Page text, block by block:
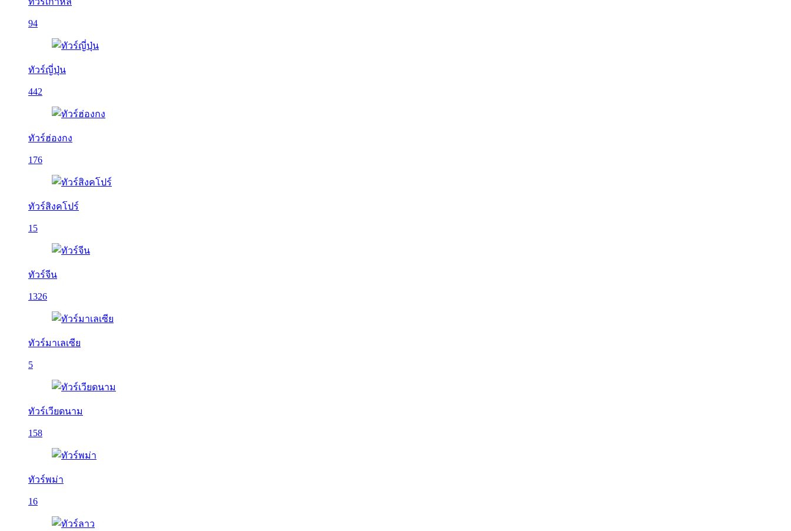
94
ทัวร์ญี่ปุ่น
442
ทัวร์ฮ่องกง
176
ทัวร์สิงคโปร์
15
ทัวร์จีน
1326
ทัวร์มาเลเซีย
5
ทัวร์เวียดนาม
158
ทัวร์พม่า
16